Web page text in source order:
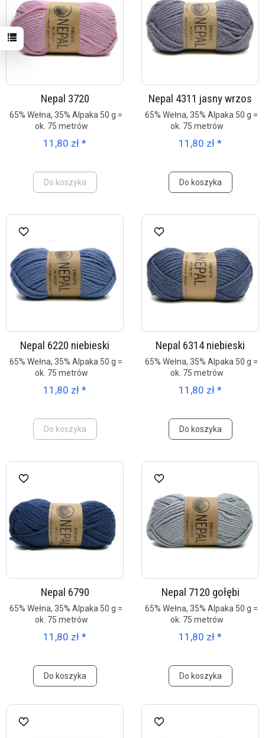
Nepal 3720
65% Wełna, 35% Alpaka 50 g =
ok. 75 metrów
11,80 zł *
Do koszyka
Nepal 4311 jasny wrzos
65% Wełna, 35% Alpaka 50 g =
ok. 75 metrów
11,80 zł *
Do koszyka
Nepal 6220 niebieski
65% Wełna, 35% Alpaka 50 g =
ok. 75 metrów
11,80 zł *
Do koszyka
Nepal 6314 niebieski
65% Wełna, 35% Alpaka 50 g =
ok. 75 metrów
11,80 zł *
Do koszyka
Nepal 6790
65% Wełna, 35% Alpaka 50 g =
ok. 75 metrów
11,80 zł *
Do koszyka
Nepal 7120 gołębi
65% Wełna, 35% Alpaka 50 g =
ok. 75 metrów
11,80 zł *
Do koszyka